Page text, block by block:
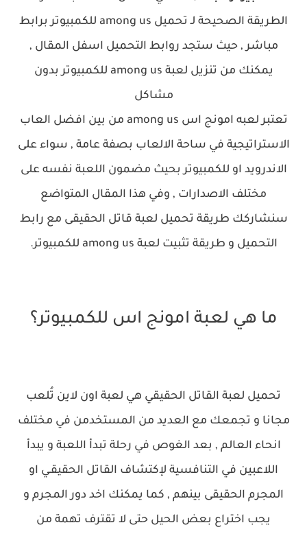
الطريقة الصحيحة لـ تحميل among us للكمبيوتر برابط
مباشر , حيث ستجد روابط التحميل اسفل المقال ,
يمكنك من تنزيل لعبة among us للكمبيوتر بدون
مشاكل
تعتبر لعبه امونج اس among us من بين افضل العاب
الاستراتيجية في ساحة الالعاب بصفة عامة , سواء على
الاندرويد او للكمبيوتر بحيث مضمون اللعبة نفسه على
مختلف الاصدارات , وفي هذا المقال المتواضع
سنشاركك طريقة تحميل لعبة قاتل الحقيقى مع رابط
التحميل و طريقة تثبيت لعبة among us للكمبيوتر.
ما هي لعبة امونج اس للكمبيوتر؟
تحميل لعبة القاتل الحقيقي هي لعبة اون لاين تُلعب
مجانا و تجمعك مع العديد من المستخدمن في مختلف
انحاء العالم , بعد الغوص في رحلة تبدأ اللعبة و يبدأ
اللاعبين في التنافسية لإكتشاف القاتل الحقيقـي او
المجرم الحقيقى بينهم , كما يمكنك اخد دور المجرم و
يجب اختراع بعض الحيل حتى لا تقترف تهمة من